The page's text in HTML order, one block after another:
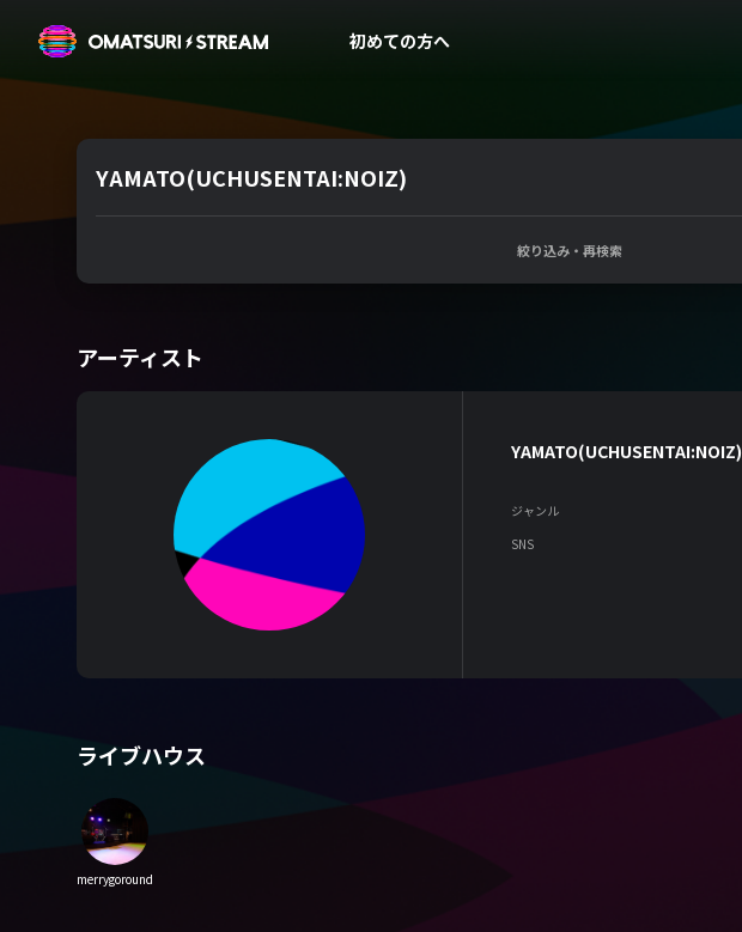
OMATSURI STREAM初めての方へ
YAMATO(UCHUSENTAI:NOIZ)
絞り込み・再検索
アーティスト
YAMATO(UCHUSENTAI:NOIZ)
ジャンル
SNS
ライブハウス
merrygoround